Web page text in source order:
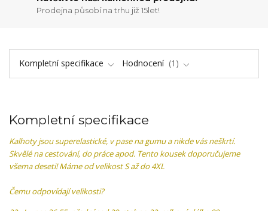
Prodejna působí na trhu již 15let!
Kompletní specifikace Hodnocení 1
Kompletní specifikace
Kalhoty jsou superelastické, v pase na gumu a nikde vás neškrtí.
Skvělé na cestování, do práce apod. Tento kousek doporučujeme
všema deseti! Máme od velikost S až do 4XL
Čemu odpovídají velikosti?